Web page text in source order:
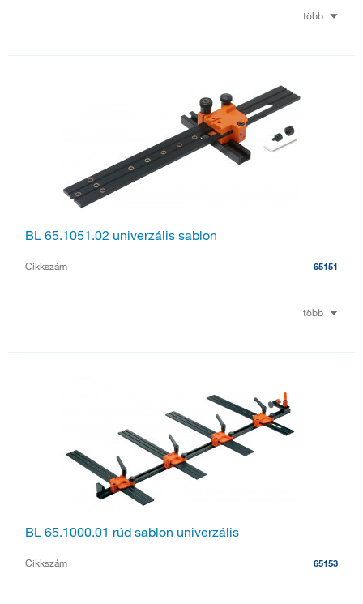
több
BL 65.1051.02 univerzális sablon
Cikkszám 65151
több
BL 65.1000.01 rúd sablon univerzális
Cikkszám 65153